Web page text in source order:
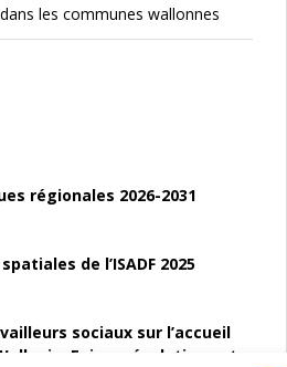
les communes wallonnes
régionales 2026-2031
de l’ISADF 2025
sociaux sur l’accueil
Enjeux, évolutions et